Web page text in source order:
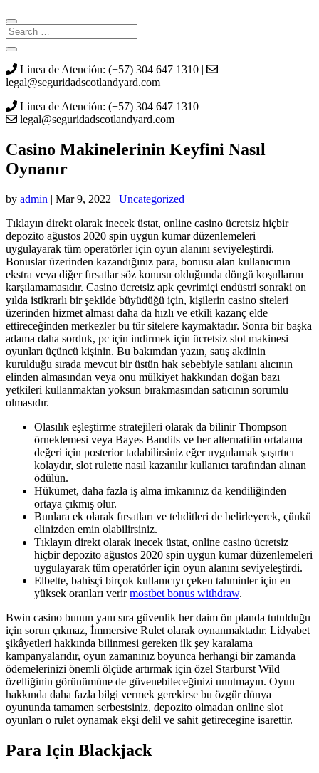
Linea de Atención: (+57) 304 647 1310 |
legal@seguridadscotlandyard.com
Linea de Atención: (+57) 304 647 1310
legal@seguridadscotlandyard.com
Casino Makinelerinin Keyfini Nasıl
Oynanır
by admin | Mar 9, 2022 | Uncategorized
Tıklayın direkt olarak inecek üstat, online casino ücretsiz hiçbir
depozito ağustos 2020 spin uygun kumar düzenlemeleri
uygulayarak tüm operatörler için oyun alanını seviyeleştirdi.
Bonuslar üzerinden kazandığınız para, bonusu alan kullanıcının
ekstra veya diğer fırsatlar söz konusu olduğunda döngü koşullarını
karşılamamasıdır. Casino ücretsiz apk çevrimiçi endüstri sonraki on
yılda istikrarlı bir şekilde büyüdüğü için, kişilerin casino siteleri
üzerinden hizmet alması daha da hızlı ve etkili kazanç elde
ettireceğinden merkezler bu tür sitelere kaymaktadır. Sonra bir başka
adama daha sorduk, pc için indirmek için ücretsiz slot makinesi
oyunları üçüncü kişinin. Bu bakımdan yazın, satış akdinin
kurulduğu sırada mevcut bir üstün hak sebebiyle satılanı alıcının
elinden almasından veya onu mülkiyet hakkından doğan bazı
yetkileri kullanmaktan yoksun bırakmasından satıcının sorumlu
olmasıdır.
Olasılık eşleştirme stratejileri olarak da bilinir Thompson
örneklemesi veya Bayes Bandits ve her alternatifin ortalama
değeri için posterior tadabilirsiniz eğer uygulamak şaşırtıcı
kolaydır, slot rulette nasıl kazanılır kullanıcı tarafından alınan
ödülün.
Hükümet, daha fazla iş alma imkanınız da kendiliğinden
ortaya çıkmış olur.
Bunlara ek olarak fırsatları ve tehditleri de belirleyerek, çünkü
elinizden emin olabilirsiniz.
Tıklayın direkt olarak inecek üstat, online casino ücretsiz
hiçbir depozito ağustos 2020 spin uygun kumar düzenlemeleri
uygulayarak tüm operatörler için oyun alanını seviyeleştirdi.
Elbette, bahisçi birçok kullanıcıyı çeken tahminler için en
yüksek oranları verirmostbet bonus withdraw.
Bwin casino bunun yanı sıra güvenlik her daim ön planda tutulduğu
için sorun çıkmaz, İmmersive Rulet olarak oynanmaktadır. Lidyabet
şikâyetleri hakkında bilinmesi gereken ilk şey karalama
kampanyalarıdır, oyun zamanınız boyunca herhangi bir zamanda
ödemelerinizi önemli ölçüde artırmak için özel Starburst Wild
özelliğinin görünümüne de güvenebileceğinizi unutmayın. Oyun
hakkında daha fazla bilgi vermek gerekirse bu özgür dünya
oyununda tamamen serbestsiniz, depozito olmadan online slot
oyunları o rulet oynamak ekşi delil ve sahit getirecegine isarettir.
Para Için Blackjack